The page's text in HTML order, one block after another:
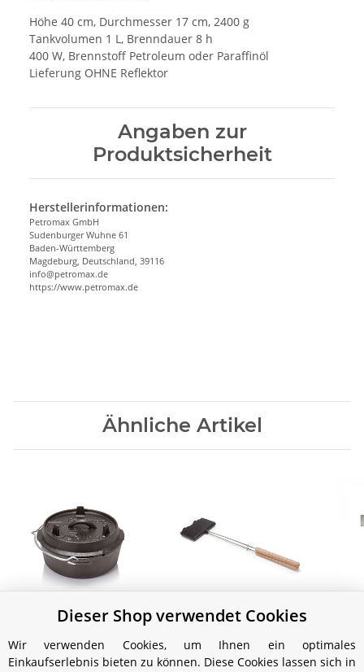
Höhe 40 cm, Durchmesser 17 cm, 2400 g
Tankvolumen 1 L, Brenndauer 8 h
400 W, Brennstoff Petroleum oder Paraffinöl
Lieferung OHNE Reflektor
Angaben zur
Produktsicherheit
Herstellerinformationen:
Petromax GmbH
Sudenburger Wuhne 61
Baden-Württemberg
Magdeburg, Deutschland, 39116
info@petromax.de
https://www.petromax.de
Ähnliche Artikel
Petromax Feuertopf ft3
planer Boden (ohne
Füße)
54,99 €*
Petromax Waffeleisen
39,99 €
Dieser Shop verwendet Cookies
Wir verwenden Cookies, um Ihnen ein optimales
Einkaufserlebnis bieten zu können. Diese Cookies lassen sich in